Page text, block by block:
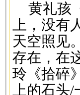
黄礼孩
上，没
天空照见
存在，在
玲《拾碎
上的石